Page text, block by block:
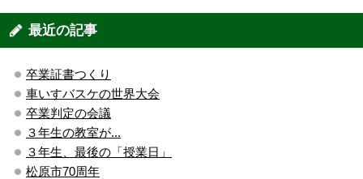
最近の記事
卒業証書つくり
車いすバスケの世界大会
卒業判定の会議
３年生の教室が...
３年生、最後の「授業日」
松原市70周年